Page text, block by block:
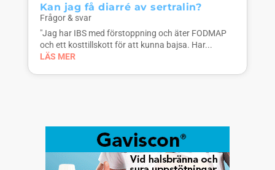
Kan jag få diarré av sertralin?
Frågor & svar
"Jag har IBS med förstoppning och äter FODMAP
och ett kosttillskott för att kunna bajsa. Har...
LÄS MER